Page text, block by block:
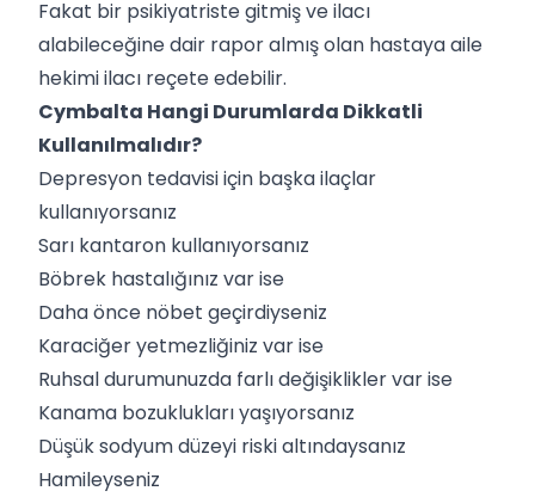
Fakat bir psikiyatriste gitmiş ve ilacı
alabileceğine dair rapor almış olan hastaya aile
hekimi ilacı reçete edebilir.
Cymbalta Hangi Durumlarda Dikkatli
Kullanılmalıdır?
Depresyon tedavisi için başka ilaçlar
kullanıyorsanız
Sarı kantaron kullanıyorsanız
Böbrek hastalığınız var ise
Daha önce nöbet geçirdiyseniz
Karaciğer yetmezliğiniz var ise
Ruhsal durumunuzda farlı değişiklikler var ise
Kanama bozuklukları yaşıyorsanız
Düşük sodyum düzeyi riski altındaysanız
Hamileyseniz